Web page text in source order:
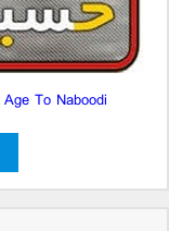
Age To Naboodi